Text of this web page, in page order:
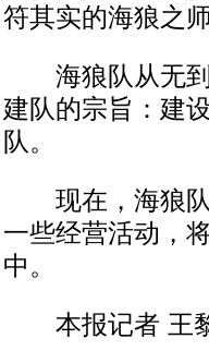
符其实的海狼之
海狼队从无到
建队的宗旨：建
队。
现在，海狼队
一些经营活动，
中。
本报记者 王